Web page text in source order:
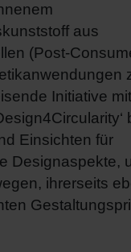
aus
(Post-
Initiative
Einsichten für
Designaspekte,
ihrerseits